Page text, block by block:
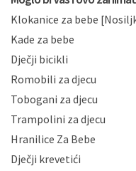
Hrvatske, a uvijek
sigurnosnih mjera
neovlaštenog
gubitka ili
korisnika i
Vaših osobnih
priopćavanje
zaposlenicima
slučajevima koji su
da možete u svako
Klokanice za bebe
Kade za bebe
Dječji bicikli
Romobili za djecu
Tobogani za djecu
Trampolini za djecu
Hranilice Za Bebe
Dječji krevetići